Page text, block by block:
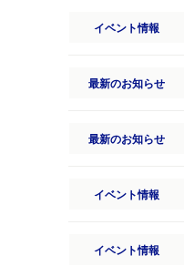
イベント情報
最新のお知らせ
最新のお知らせ
イベント情報
イベント情報